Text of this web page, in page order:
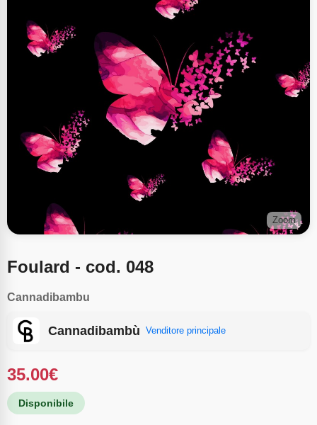
Zoom
Foulard - cod. 048
Cannadibambu
Cannadibambù Venditore principale
35.00€
Disponibile